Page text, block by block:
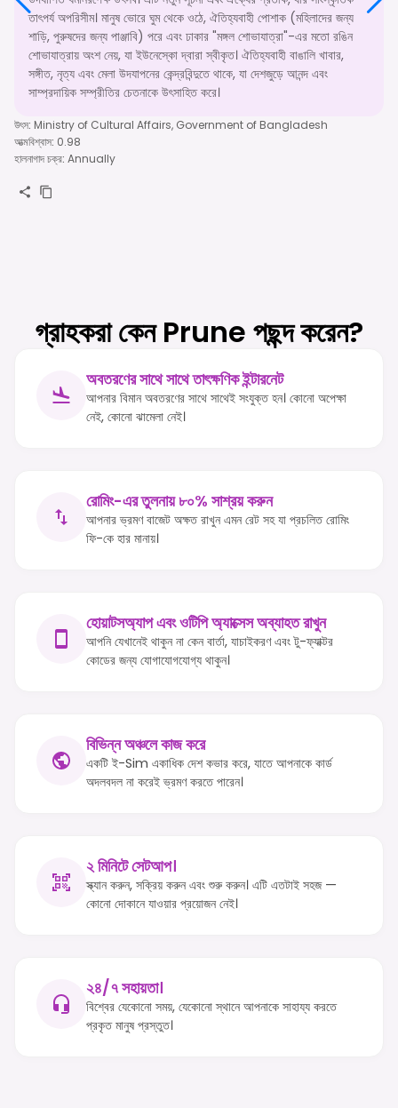
তাৎপর্য অপরিসীম। মানুষ ভোরে ঘুম থেকে ওঠে, ঐতিহ্যবাহী পোশাক (মহিলাদের জন্য
শাড়ি, পুরুষদের জন্য পাঞ্জাবি) পরে এবং ঢাকার "মঙ্গল শোভাযাত্রা"-এর মতো রঙিন
শোভাযাত্রায় অংশ নেয়, যা ইউনেস্কো দ্বারা স্বীকৃত। ঐতিহ্যবাহী বাঙালি খাবার,
সঙ্গীত, নৃত্য এবং মেলা উদযাপনের কেন্দ্রবিন্দুতে থাকে, যা দেশজুড়ে আনন্দ এবং
সাম্প্রদায়িক সম্প্রীতির চেতনাকে উৎসাহিত করে।
উৎস: Ministry of Cultural Affairs, Government of Bangladesh
আত্মবিশ্বাস: 0.98
হালনাগাদ চক্র: Annually
গ্রাহকরা কেন Prune পছন্দ করেন?
অবতরণের সাথে সাথে তাৎক্ষণিক ইন্টারনেট
আপনার বিমান অবতরণের সাথে সাথেই সংযুক্ত হন। কোনো অপেক্ষা
নেই, কোনো ঝামেলা নেই।
রোমিং-এর তুলনায় ৮০% সাশ্রয় করুন
আপনার ভ্রমণ বাজেট অক্ষত রাখুন এমন রেট সহ যা প্রচলিত রোমিং
ফি-কে হার মানায়।
হোয়াটসঅ্যাপ এবং ওটিপি অ্যাক্সেস অব্যাহত রাখুন
আপনি যেখানেই থাকুন না কেন বার্তা, যাচাইকরণ এবং টু-ফ্যাক্টর
কোডের জন্য যোগাযোগযোগ্য থাকুন।
বিভিন্ন অঞ্চলে কাজ করে
একটি ই-Sim একাধিক দেশ কভার করে, যাতে আপনাকে কার্ড
অদলবদল না করেই ভ্রমণ করতে পারেন।
২ মিনিটে সেটআপ।
স্ক্যান করুন, সক্রিয় করুন এবং শুরু করুন। এটি এতটাই সহজ —
কোনো দোকানে যাওয়ার প্রয়োজন নেই।
২৪/৭ সহায়তা।
বিশ্বের যেকোনো সময়, যেকোনো স্থানে আপনাকে সাহায্য করতে
প্রকৃত মানুষ প্রস্তুত।